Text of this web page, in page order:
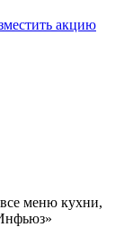
акцию
меню кухни,